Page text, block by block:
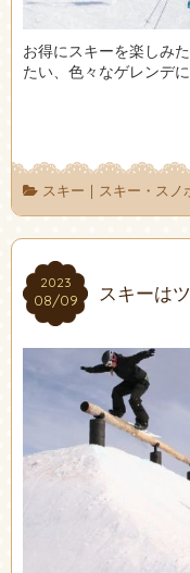
お得にスキーを楽しみ
たい、色々なゲレンデ
スキー | スキー・スノ
2023
08/09
2023
08/09 スキーは